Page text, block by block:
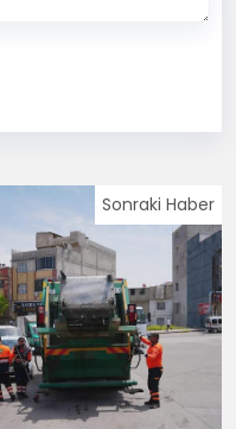
Sonraki Haber